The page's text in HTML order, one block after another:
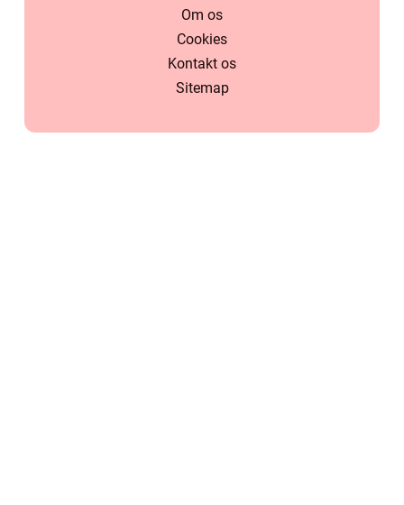
Om os
Cookies
Kontakt os
Sitemap